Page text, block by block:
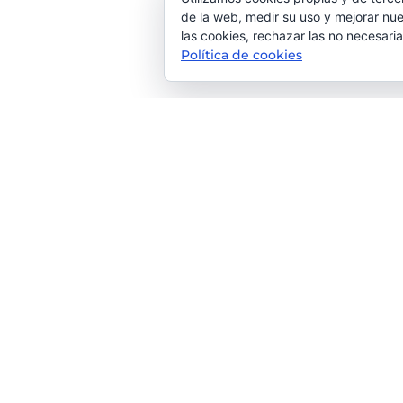
de la web, medir su uso y mejorar
las cookies, rechazar las no
Política de cookies